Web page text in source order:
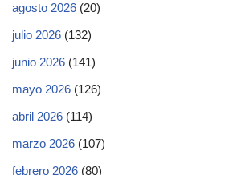
agosto 2026 (20)
julio 2026 (132)
junio 2026 (141)
mayo 2026 (126)
abril 2026 (114)
marzo 2026 (107)
febrero 2026 (80)